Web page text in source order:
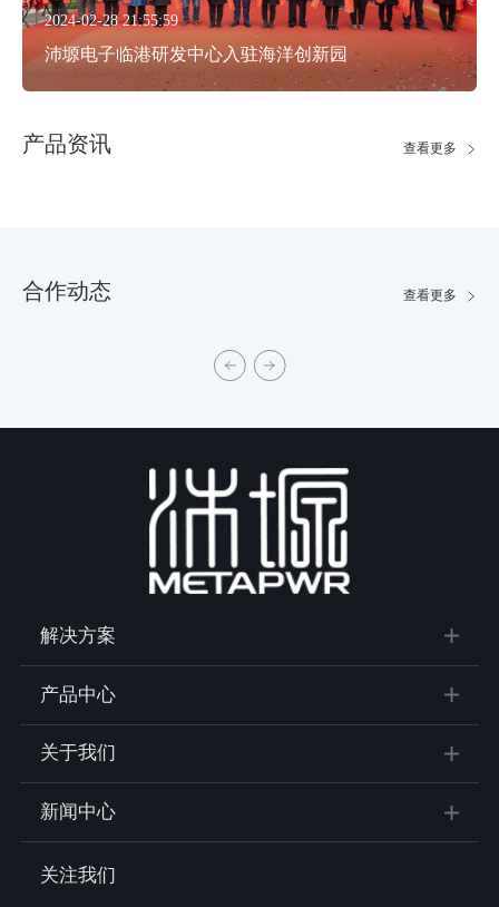
2024-02-28 21:55:59
沛塬电子临港研发中心入驻海洋创新园
产品资讯 查看更多
合作动态 查看更多
解决方案
产品中心
关于我们
新闻中心
关注我们